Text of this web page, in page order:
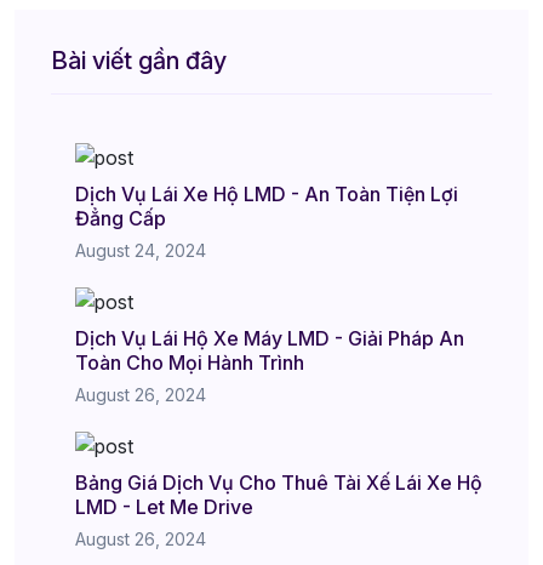
Bài viết gần đây
Dịch Vụ Lái Xe Hộ LMD - An Toàn Tiện Lợi
Đẳng Cấp
August 24, 2024
Dịch Vụ Lái Hộ Xe Máy LMD - Giải Pháp An
Toàn Cho Mọi Hành Trình
August 26, 2024
Bảng Giá Dịch Vụ Cho Thuê Tài Xế Lái Xe Hộ
LMD - Let Me Drive
August 26, 2024